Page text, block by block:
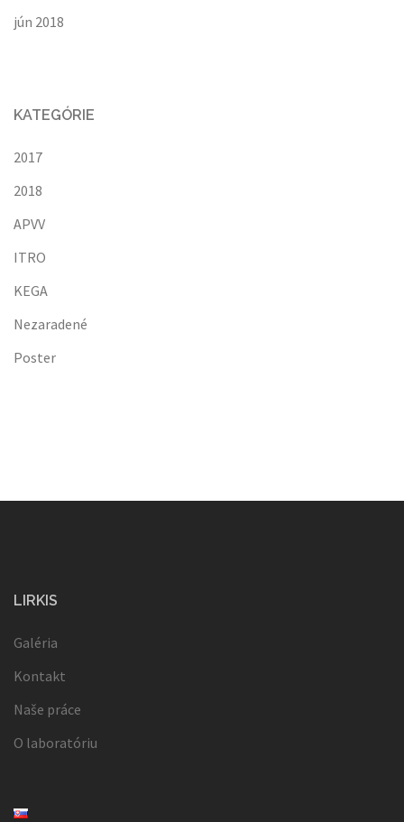
jún 2018
KATEGÓRIE
2017
2018
APVV
ITRO
KEGA
Nezaradené
Poster
LIRKIS
Galéria
Kontakt
Naše práce
O laboratóriu